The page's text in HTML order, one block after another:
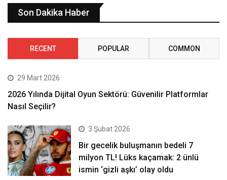
Son Dakika Haber
RECENT POPULAR COMMON
29 Mart 2026
2026 Yılında Dijital Oyun Sektörü: Güvenilir Platformlar
Nasıl Seçilir?
3 Şubat 2026
Bir gecelik buluşmanın bedeli 7
milyon TL! Lüks kaçamak: 2 ünlü
ismin ‘gizli aşkı’ olay oldu